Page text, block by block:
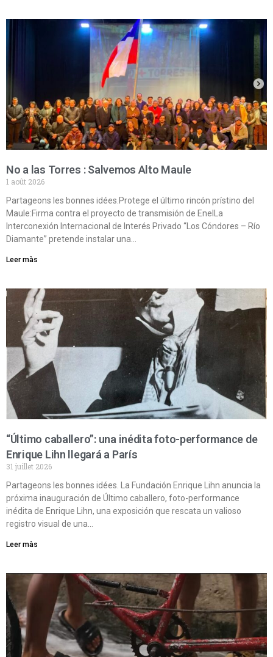
No a las Torres : Salvemos Alto Maule
1 août 2026
Partageons les bonnes idées.Protege el último rincón prístino del
Maule:Firma contra el proyecto de transmisión de EnelLa
Interconexión Internacional de Interés Privado “Los Cóndores – Río
Diamante” pretende instalar una…
Leer màs
“Último caballero”: una inédita foto-performance de
Enrique Lihn llegará a París
31 juillet 2026
Partageons les bonnes idées. La Fundación Enrique Lihn anuncia la
próxima inauguración de Último caballero, foto-performance
inédita de Enrique Lihn, una exposición que rescata un valioso
registro visual de una…
Leer màs